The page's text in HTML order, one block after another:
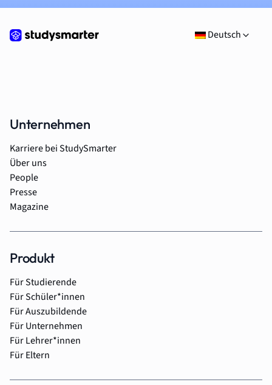
Deutsch
Unternehmen
Karriere bei StudySmarter
Über uns
People
Presse
Magazine
Produkt
Für Studierende
Für Schüler*innen
Für Auszubildende
Für Unternehmen
Für Lehrer*innen
Für Eltern